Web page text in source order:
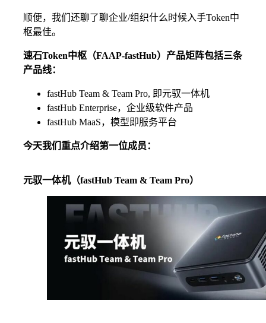
顺便，我们还聊了聊企业/组织什么时候入手Token中
枢最佳。
速石Token中枢（FAAP-fastHub）产品矩阵包括三条
产品线：
fastHub Team & Team Pro, 即元驭一体机
fastHub Enterprise，企业级软件产品
fastHub MaaS，模型即服务平台
今天我们重点介绍第一位成员：
元驭一体机（fastHub Team & Team Pro）